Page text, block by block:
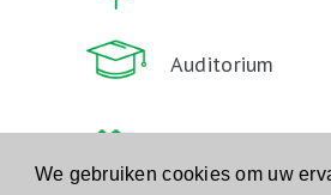
We gebruiken cookies om uw
Auditorium